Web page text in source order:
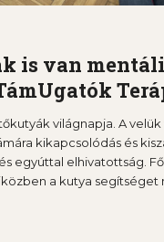
is van
világnapja. A
kikapcsolódás és
egyúttal elhivatottság.
a kutya segítséget